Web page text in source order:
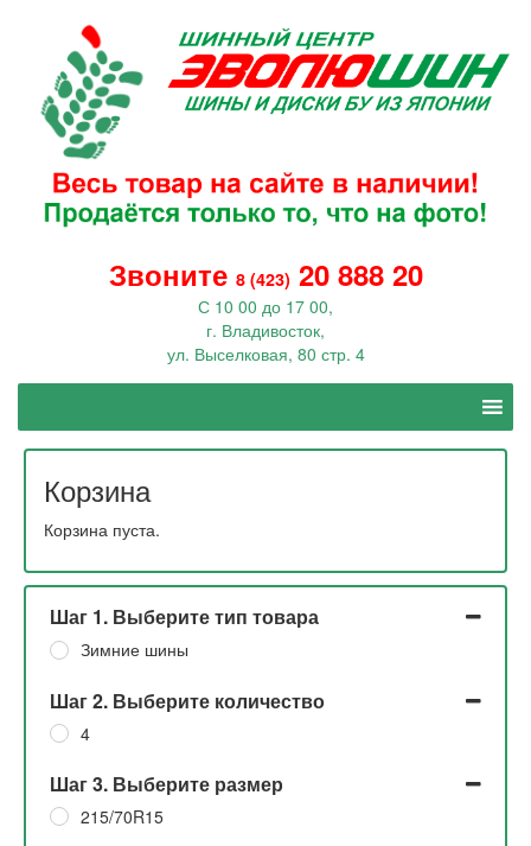
Звоните 8 (423) 20 888 20
С 10 00 до 17 00,
г. Владивосток,
ул. Выселковая, 80 стр. 4
Корзина
Корзина пуста.
Шаг 1. Выберите тип товара
Зимние шины
Шаг 2. Выберите количество
4
Шаг 3. Выберите размер
215/70R15